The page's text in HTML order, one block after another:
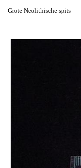
Grote Neolithische spits